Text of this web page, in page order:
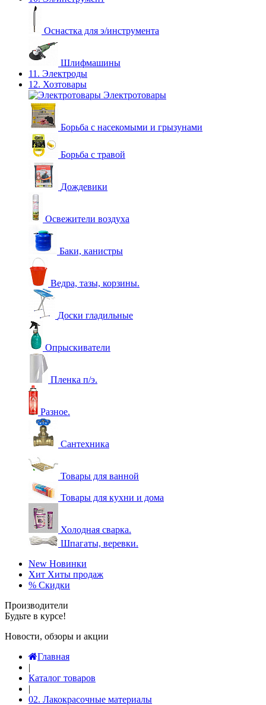
Оснастка для э/инструмента
Шлифмашины
11. Электроды
12. Хозтовары
Электротовары
Борьба с насекомыми и грызунами
Борьба с травой
Дождевики
Освежители воздуха
Баки, канистры
Ведра, тазы, корзины.
Доски гладильные
Опрыскиватели
Пленка п/э.
Разное.
Сантехника
Товары для ванной
Товары для кухни и дома
Холодная сварка.
Шпагаты, веревки.
New Новинки
Хит Хиты продаж
% Скидки
Производители
Будьте в курсе!
Новости, обзоры и акции
Главная
|
Каталог товаров
|
02. Лакокрасочные материалы